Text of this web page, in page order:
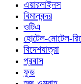
এয়ারলাইনস
বিমানবন্দর
ওটিএ
হোটেল-মোটেল-
বিদেশযাত্রা
প্রবাস
ফুড